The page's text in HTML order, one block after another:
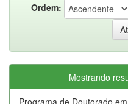
Ordem:
Mostrando
Programa de Doutorado